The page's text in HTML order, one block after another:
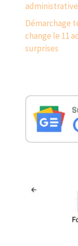
Démarchage
change le 11
surprises